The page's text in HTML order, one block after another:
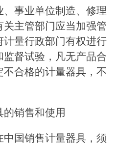
事业单位制造、修理
主管部门应当加强管
量行政部门有权进行
督试验，凡无产品合
合格的计量器具，不
销售和使用
国销售计量器具，须